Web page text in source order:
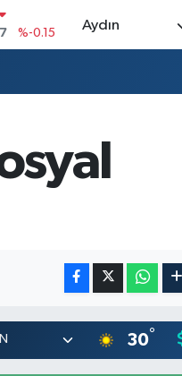
%0.18
14
Aydın
30°